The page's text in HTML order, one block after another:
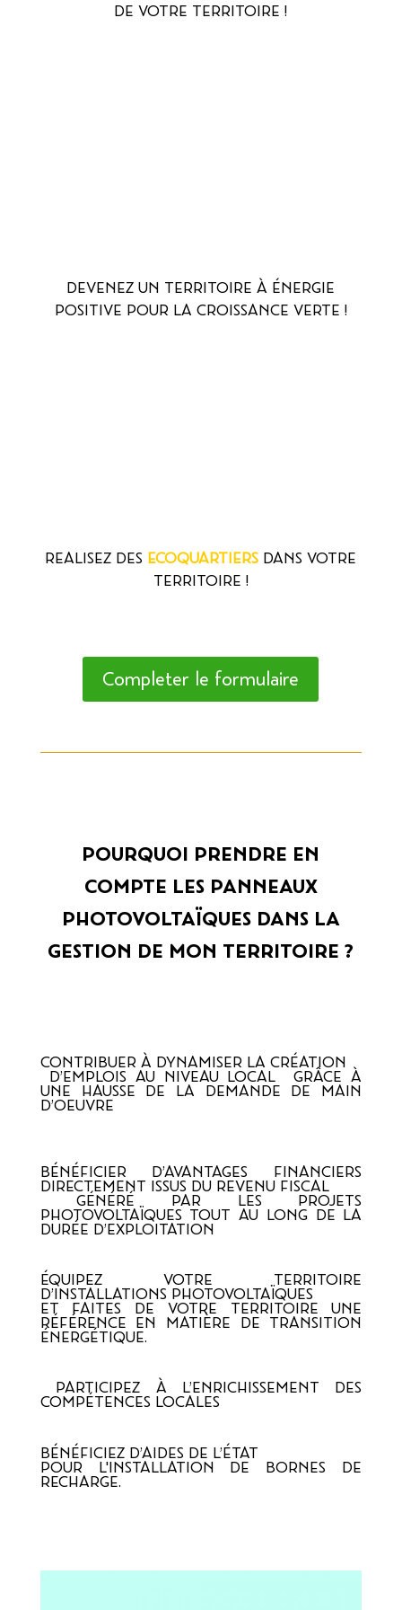
DE VOTRE TERRITOIRE !
DEVENEZ UN TERRITOIRE À ÉNERGIE
POSITIVE POUR LA CROISSANCE VERTE !
REALISEZ DES ECOQUARTIERS DANS VOTRE
TERRITOIRE !
Completer le formulaire
POURQUOI PRENDRE EN
COMPTE LES PANNEAUX
PHOTOVOLTAÏQUES DANS LA
GESTION DE MON TERRITOIRE ?
CONTRIBUER À DYNAMISER LA CRÉATION
UNE HAUSSE DE LA DEMANDE DE MAIN
D’OEUVRE
BÉNÉFICIER D’AVANTAGES FINANCIERS
DIRECTEMENT ISSUS DU REVENU FISCAL
GÉNÉRÉ PAR LES PROJETS
PHOTOVOLTAÏQUES TOUT AU LONG DE LA
DURÉE D’EXPLOITATION
ÉQUIPEZ VOTRE TERRITOIRE
D’INSTALLATIONS PHOTOVOLTAÏQUES
ET FAITES DE VOTRE TERRITOIRE UNE
RÉFÉRENCE EN MATIÈRE DE TRANSITION
ÉNERGÉTIQUE.
COMPÉTENCES LOCALES
BÉNÉFICIEZ D’AIDES DE L’ÉTAT
POUR L'INSTALLATION DE BORNES DE
RECHARGE.